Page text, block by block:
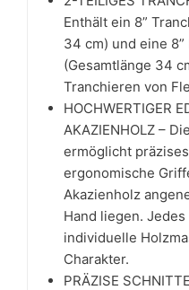
Enthält ein 8”
34 cm) und eine
(Gesamtlänge 34
Tranchieren von
HOCHWERTIGER
AKAZIENHOLZ –
ermöglicht
ergonomische
Akazienholz
Hand liegen.
individuelle
Charakter.
PRÄZISE